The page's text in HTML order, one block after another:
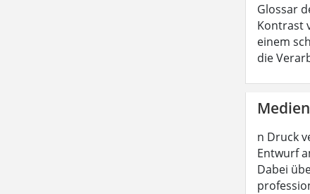
Glossar
Kontrast
einem
die
n Druck
Entwurf
Dabei